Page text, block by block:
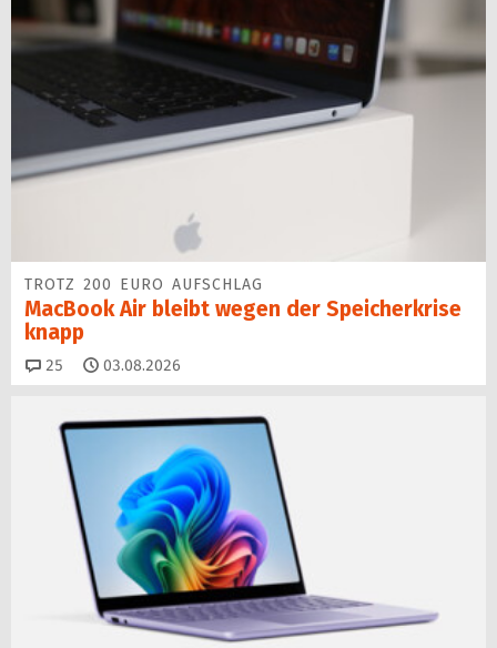
TROTZ 200 EURO AUFSCHLAG
MacBook Air bleibt wegen der Speicherkrise
knapp
25 Kommentare
03.08.2026